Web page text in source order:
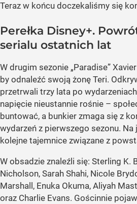
Teraz w końcu doczekaliśmy się
Perełka Disney+.
serialu ostatnich lat
W drugim sezonie „Paradise”
by odnaleźć swoją żonę Teri.
przetrwali trzy lata po
napięcie nieustannie rośnie –
buntować, a bunkier zmaga się z
wydarzeń z pierwszego sezonu.
kolejne tajemnice związane z
W obsadzie znaleźli się: Sterling K.
Nicholson, Sarah Shahi, Nicole
Marshall, Enuka Okuma, Aliyah
oraz Charlie Evans. Gościnnie